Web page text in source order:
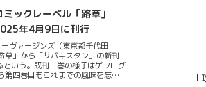
ツワブキ高校（モデル:時習館高
チで描いている。本作でブラッ
に気付いたのは私だけではある
と全く既存のラノベとは目指して
カルロ・ゼンによる評価が一番的
説する。カルロも評するようにこ
つくされていて修...
ックレーベル「路草」
年4月9日に刊行
ヴァージンズ（東京都千代田
草」から「サバキスタン」の新刊
いう。既刊三巻の様子はゲヲログ
第四巻目もこれまでの風味を忘れ